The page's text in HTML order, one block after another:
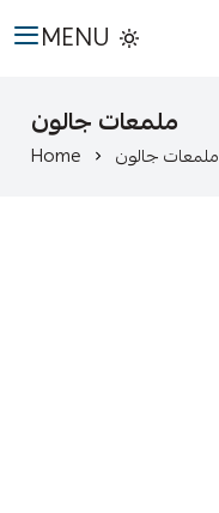
MENU
ملمعات جالون
Home ملمعات جالون